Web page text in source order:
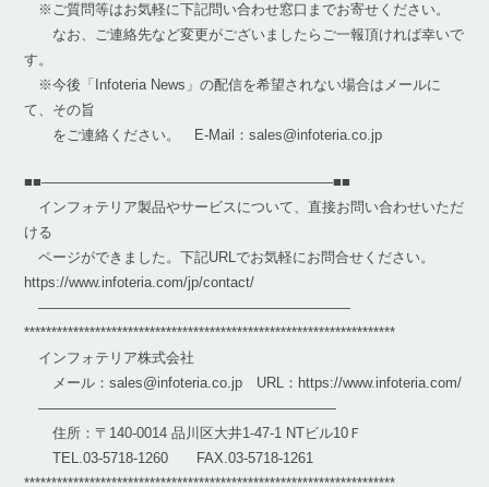
※ご質問等はお気軽に下記問い合わせ窓口までお寄せください。
なお、ご連絡先など変更がございましたらご一報頂ければ幸いで
す。
※今後「Infoteria News」の配信を希望されない場合はメールに
て、その旨
をご連絡ください。 E-Mail：sales@infoteria.co.jp
■■————————————————————–■■
インフォテリア製品やサービスについて、直接お問い合わせいただ
ける
ページができました。下記URLでお気軽にお問合せください。
https://www.infoteria.com/jp/contact/
——————————————————————
********************************************************************
インフォテリア株式会社
メール：sales@infoteria.co.jp URL：https://www.infoteria.com/
—————————————————————
住所：〒140-0014 品川区大井1-47-1 NTビル10Ｆ
TEL.03-5718-1260 FAX.03-5718-1261
********************************************************************